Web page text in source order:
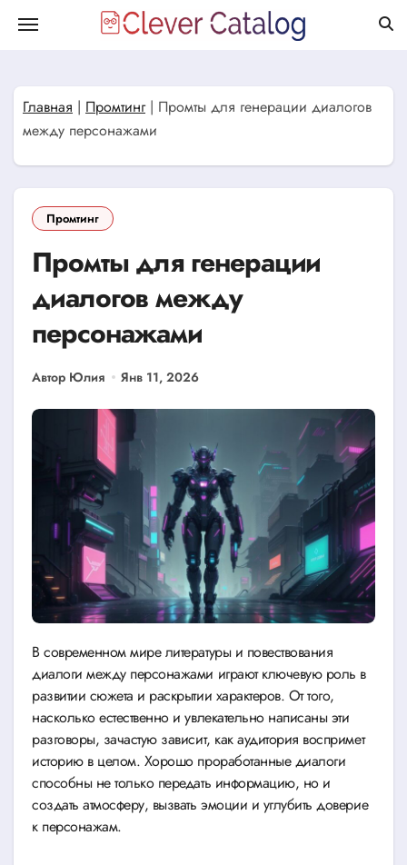
Главная | Промтинг| Промты для генерации диалогов
между персонажами
Промтинг
Промты для генерации
диалогов между
персонажами
Автор Юлия Янв 11, 2026
В современном мире литературы и повествования
диалоги между персонажами играют ключевую роль в
развитии сюжета и раскрытии характеров. От того,
насколько естественно и увлекательно написаны эти
разговоры, зачастую зависит, как аудитория воспримет
историю в целом. Хорошо проработанные диалоги
способны не только передать информацию, но и
создать атмосферу, вызвать эмоции и углубить доверие
к персонажам.